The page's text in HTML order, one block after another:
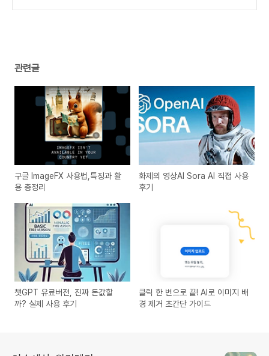
관련글
구글 ImageFX 사용법,특징과 활
용 총정리
화제의 영상AI Sora AI 직접 사용
후기
챗GPT 유료버전, 진짜 돈값할
까? 실제 사용 후기
클릭 한 번으로 끝! AI로 이미지 배
경 제거 초간단 가이드